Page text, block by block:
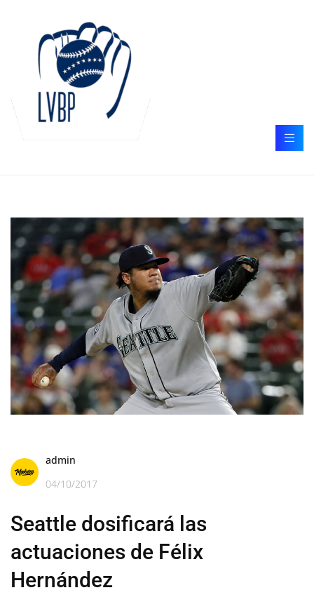
admin
04/10/2017
Seattle dosificará las
actuaciones de Félix
Hernández